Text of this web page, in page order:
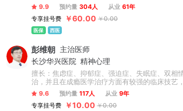
9.9 预约量 304人 从业 61年
专享挂号费
￥60.00 ￥0.00
医保 西医
彭维朝 主治医师
长沙华兴医院 精神心理
擅长：焦虑症、抑郁症、强迫症、失眠症、双相
治，并且在成瘾医学治疗方面有较强的临床技艺
疗法、中西医结合疗法及心理技术制定个性化诊
9.6 预约量 117人 从业 9年
专享挂号费
￥10.00 ￥0.00